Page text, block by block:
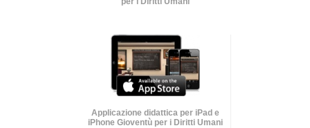
Applicazione didattica per iPad e
iPhone Gioventù per i Diritti Umani